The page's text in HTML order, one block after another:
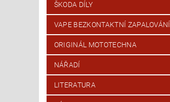
ŠKODA DÍLY
VAPE BEZKONTAKTNÍ ZAPALOVÁNÍ
ORIGINÁL MOTOTECHNA
NÁŘADÍ
LITERATURA